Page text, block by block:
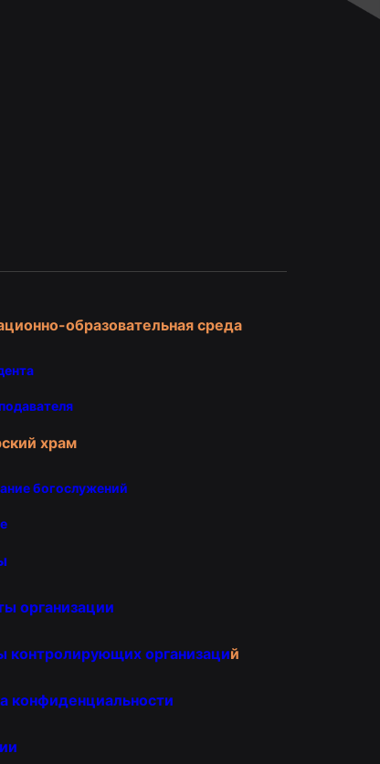
образовательная среда
храм
богослужений
организации
контролирующих организаций
конфиденциальности